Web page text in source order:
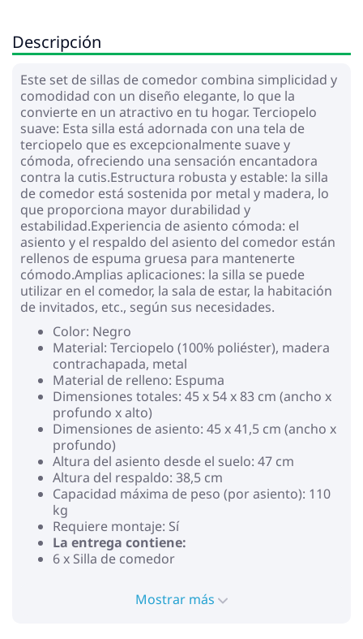
Descripción
Este set de sillas de comedor combina simplicidad y
comodidad con un diseño elegante, lo que la
convierte en un atractivo en tu hogar. Terciopelo
suave: Esta silla está adornada con una tela de
terciopelo que es excepcionalmente suave y
cómoda, ofreciendo una sensación encantadora
contra la cutis.Estructura robusta y estable: la silla
de comedor está sostenida por metal y madera, lo
que proporciona mayor durabilidad y
estabilidad.Experiencia de asiento cómoda: el
asiento y el respaldo del asiento del comedor están
rellenos de espuma gruesa para mantenerte
cómodo.Amplias aplicaciones: la silla se puede
utilizar en el comedor, la sala de estar, la habitación
de invitados, etc., según sus necesidades.
Color: Negro
Material: Terciopelo (100% poliéster), madera
contrachapada, metal
Material de relleno: Espuma
Dimensiones totales: 45 x 54 x 83 cm (ancho x
profundo x alto)
Dimensiones de asiento: 45 x 41,5 cm (ancho x
profundo)
Altura del asiento desde el suelo: 47 cm
Altura del respaldo: 38,5 cm
Capacidad máxima de peso (por asiento): 110
kg
Requiere montaje: Sí
La entrega contiene:
6 x Silla de comedor
Mostrar más